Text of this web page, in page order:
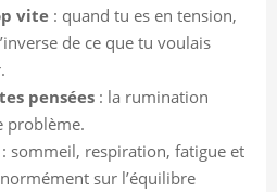
vite : quand tu es en tension,
de ce que tu voulais
pensées : la rumination
problème.
: sommeil, respiration, fatigue et
sur l’équilibre